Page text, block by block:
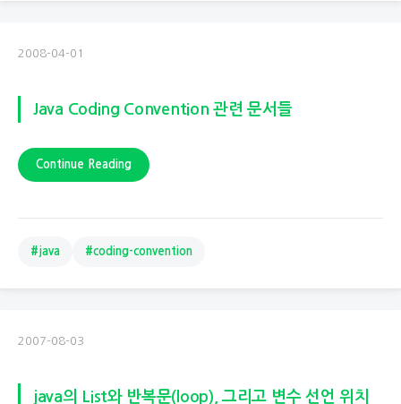
2008-04-01
Java Coding Convention 관련 문서들
Continue Reading
#java #coding-convention
2007-08-03
java의 List와 반복문(loop), 그리고 변수 선언 위치